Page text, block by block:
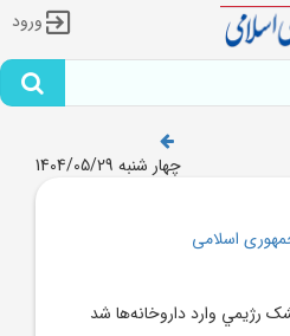
ورود
چهار شنبه 1404/05/29
اسلامی